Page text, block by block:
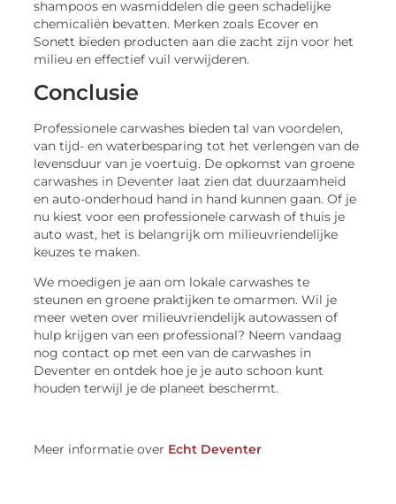
shampoos en wasmiddelen die geen schadelijke
chemicaliën bevatten. Merken zoals Ecover en
Sonett bieden producten aan die zacht zijn voor het
milieu en effectief vuil verwijderen.
Conclusie
Professionele carwashes bieden tal van voordelen,
van tijd- en waterbesparing tot het verlengen van de
levensduur van je voertuig. De opkomst van groene
carwashes in Deventer laat zien dat duurzaamheid
en auto-onderhoud hand in hand kunnen gaan. Of je
nu kiest voor een professionele carwash of thuis je
auto wast, het is belangrijk om milieuvriendelijke
keuzes te maken.
We moedigen je aan om lokale carwashes te
steunen en groene praktijken te omarmen. Wil je
meer weten over milieuvriendelijk autowassen of
hulp krijgen van een professional? Neem vandaag
nog contact op met een van de carwashes in
Deventer en ontdek hoe je je auto schoon kunt
houden terwijl je de planeet beschermt.
Meer informatie over Echt Deventer